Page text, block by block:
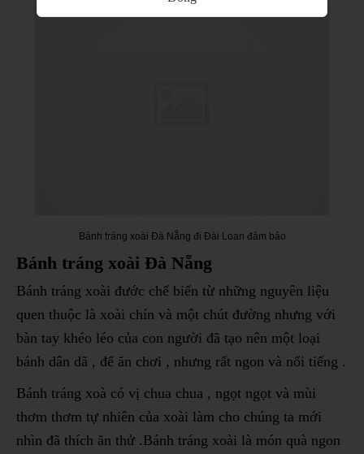
Bánh tráng xoài Đà Nẵng đi Đài Loan đảm bảo
Bánh tráng xoài Đà Nẵng
Bánh tráng xoài đước chế biến từ những nguyên liệu
quen thuộc là xoài chín và một chút đường nhưng với
bàn tay khéo léo của con người đã tạo nên một loại
bánh dân dã , để ăn chơi , nhưng rất ngon và nổi tiếng .
Bánh tráng xoà có vị chua chua , ngọt ngọt và mùi
thơm thơm tự nhiên của xoài làm cho chúng ta mới
nhìn đã thích ăn thử .Bánh tráng xoài là món quà ngon